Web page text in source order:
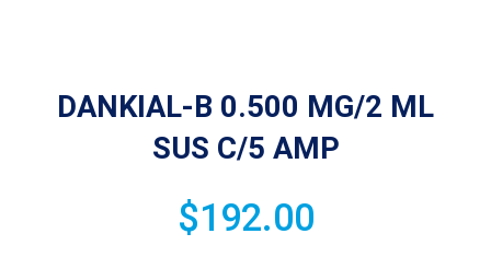
DANKIAL-B 0.500 MG/2 ML
SUS C/5 AMP
$192.00